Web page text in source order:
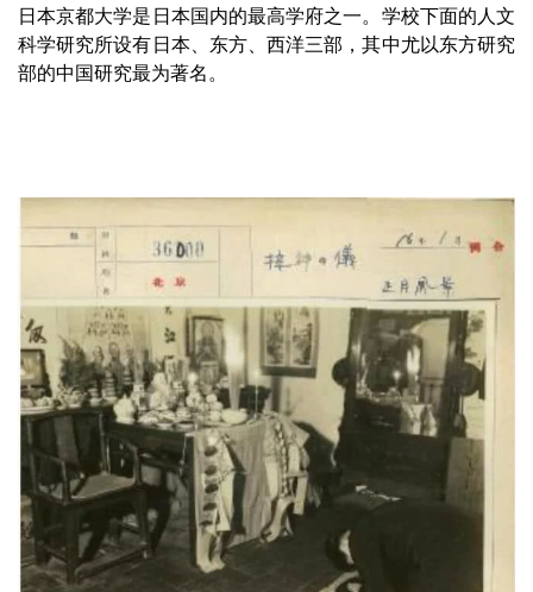
日本京都大学是日本国内的最高学府之一。学校下面的人文
科学研究所设有日本、东方、西洋三部，其中尤以东方研究
部的中国研究最为著名。